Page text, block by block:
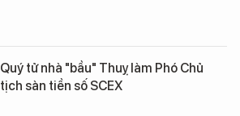
Quý tử nhà "bầu" Thuỵ làm Phó Chủ
tịch sàn tiền số SCEX